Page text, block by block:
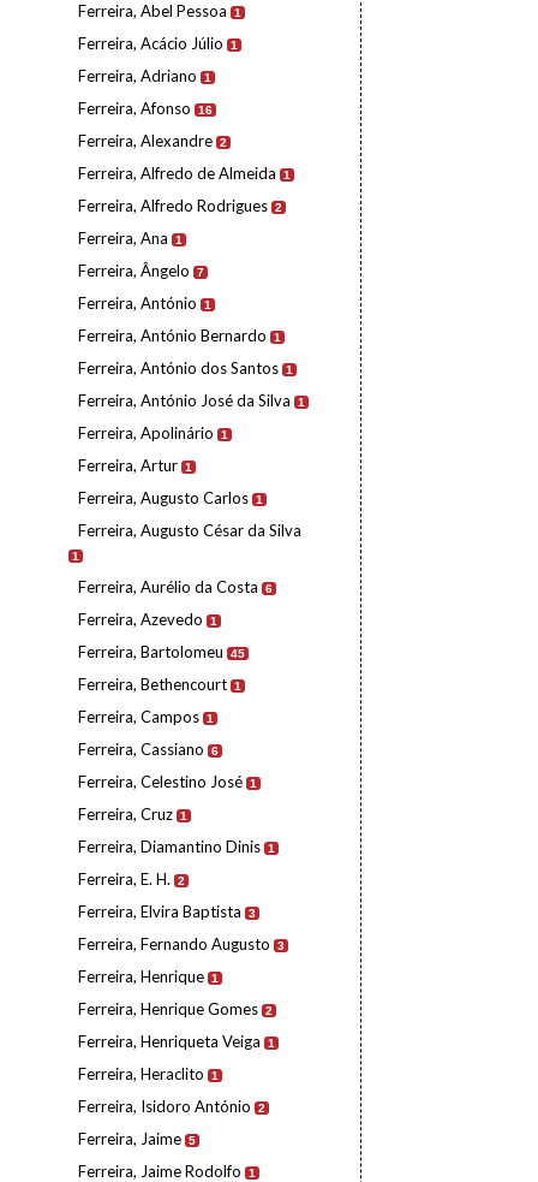
Ferreira, Abel Pessoa 1
Ferreira, Acácio Júlio 1
Ferreira, Adriano 1
Ferreira, Afonso 16
Ferreira, Alexandre 2
Ferreira, Alfredo de Almeida 1
Ferreira, Alfredo Rodrigues 2
Ferreira, Ana 1
Ferreira, Ângelo 7
Ferreira, António 1
Ferreira, António Bernardo 1
Ferreira, António dos Santos 1
Ferreira, António José da Silva 1
Ferreira, Apolinário 1
Ferreira, Artur 1
Ferreira, Augusto Carlos 1
Ferreira, Augusto César da Silva
1
Ferreira, Aurélio da Costa 6
Ferreira, Azevedo 1
Ferreira, Bartolomeu 45
Ferreira, Bethencourt 1
Ferreira, Campos 1
Ferreira, Cassiano 6
Ferreira, Celestino José 1
Ferreira, Cruz 1
Ferreira, Diamantino Dinis 1
Ferreira, E. H. 2
Ferreira, Elvira Baptista 3
Ferreira, Fernando Augusto 3
Ferreira, Henrique 1
Ferreira, Henrique Gomes 2
Ferreira, Henriqueta Veiga 1
Ferreira, Heraclito 1
Ferreira, Isidoro António 2
Ferreira, Jaime 5
Ferreira, Jaime Rodolfo 1